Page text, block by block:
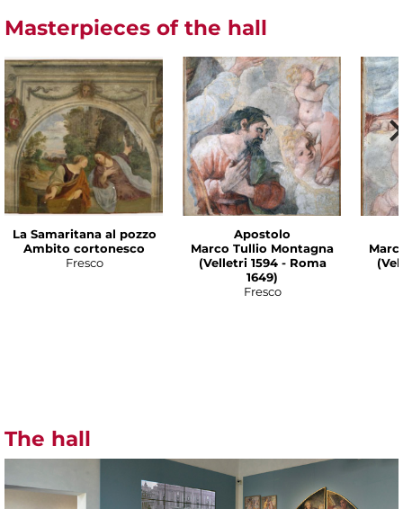
Masterpieces of the hall
La Samaritana al pozzo
Ambito cortonesco
Fresco
Apostolo
Marco Tullio Montagna
(Velletri 1594 - Roma
1649)
Fresco
The hall